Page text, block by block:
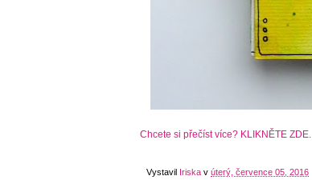
Chcete si přečíst více? KLIKNĚTE ZDE.
Vystavil Iriska v úterý, července 05, 2016